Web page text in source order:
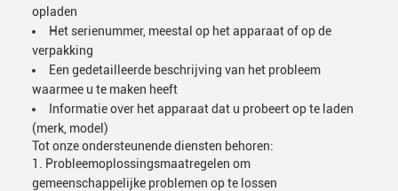
opladen
Het serienummer, meestal op het apparaat of op de
verpakking
Een gedetailleerde beschrijving van het probleem
waarmee u te maken heeft
Informatie over het apparaat dat u probeert op te laden
(merk, model)
Tot onze ondersteunende diensten behoren:
Probleemoplossingsmaatregelen om
gemeenschappelijke problemen op te lossen